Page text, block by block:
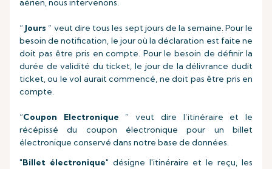
aérien, nous intervenons.
“Jours ” veut dire tous les sept jours de la semaine. Pour le
besoin de notification, le jour où la déclaration est faite ne
doit pas être pris en compte. Pour le besoin de définir la
durée de validité du ticket, le jour de la délivrance dudit
ticket, ou le vol aurait commencé, ne doit pas être pris en
compte.
“Coupon Electronique ” veut dire l’itinéraire et le
récépissé du coupon électronique pour un billet
électronique conservé dans notre base de données.
"Billet électronique" désigne l'itinéraire et le reçu, les